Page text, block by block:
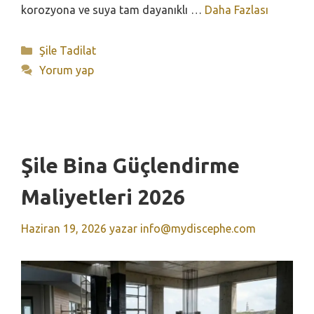
korozyona ve suya tam dayanıklı … Daha Fazlası
Kategoriler
Şile Tadilat
Yorum yap
Şile Bina Güçlendirme
Maliyetleri 2026
Haziran 19, 2026 yazar info@mydiscephe.com